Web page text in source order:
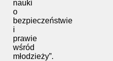
nauki
o
bezpieczeństwie
i
prawie
wśród
młodzieży”.